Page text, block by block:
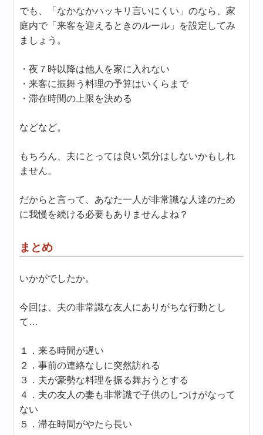
でも、「なかなかハッキリ言いにくい」のなら、家
庭内で「来客を迎えるときのルール」を設定してみ
ましょう。
・夜７時以降は他人を家に入れない
・来客に振舞う料理の予算はいくらまで
・滞在時間の上限を決める
などなど。
もちろん、夫にとっては良い気分はしないかもしれ
ません。
だからと言って、あなた一人が非常識な人達のため
に我慢を続ける必要もありませんよね？
まとめ
いかがでしたか。
今回は、夫の非常識な友人にありがちな行動とし
て…
１．来る時間が遅い
２．事前の連絡なしに突然訪れる
３．夫が豪勢な料理を振る舞おうとする
４．夫の友人の妻も非常識で子供のしつけがなって
ない
５．滞在時間がやたら長い